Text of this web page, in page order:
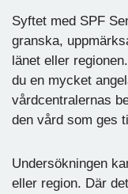
Syftet med SPF
granska,
länet eller
du en mycket
vårdcentralernas
den vård som ges
Undersökningen
eller region. Där